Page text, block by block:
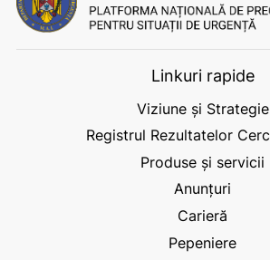
Linkuri rapide
Viziune și Strategie
Registrul Rezultatelor
Produse și servicii
Anunțuri
Carieră
Pepeniere